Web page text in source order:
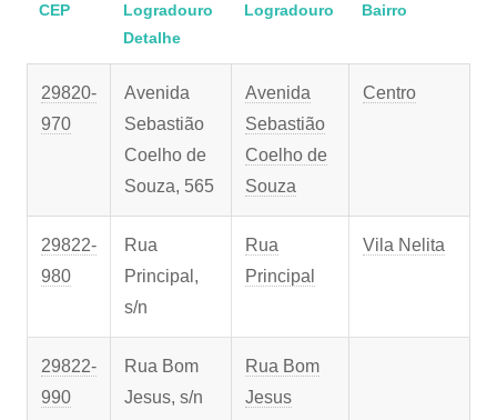
CEP
Logradouro
Detalhe
Logradouro Bairro
29820-
970
Avenida
Sebastião
Coelho de
Souza, 565
Avenida
Sebastião
Coelho de
Souza
Centro
29822-
980
Rua
Principal,
s/n
Rua
Principal
Vila Nelita
29822-
990
Rua Bom
Jesus, s/n
Rua Bom
Jesus